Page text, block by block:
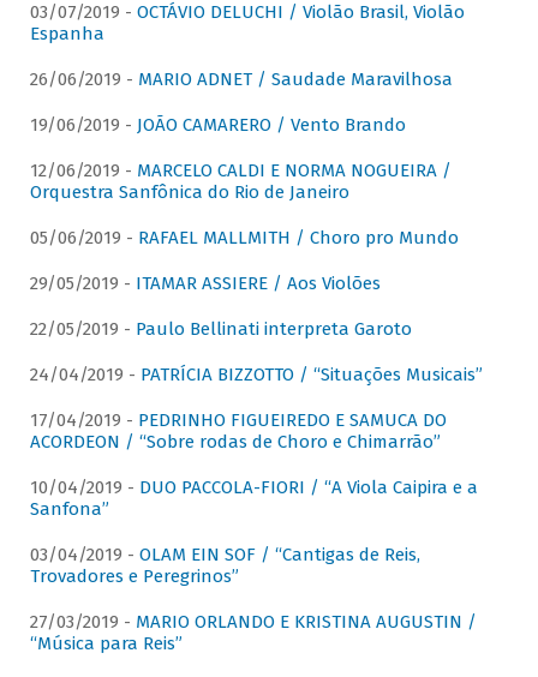
03/07/2019 - OCTÁVIO DELUCHI / Violão Brasil, Violão
Espanha
26/06/2019 - MARIO ADNET / Saudade Maravilhosa
19/06/2019 - JOÃO CAMARERO / Vento Brando
12/06/2019 - MARCELO CALDI E NORMA NOGUEIRA /
Orquestra Sanfônica do Rio de Janeiro
05/06/2019 - RAFAEL MALLMITH / Choro pro Mundo
29/05/2019 - ITAMAR ASSIERE / Aos Violões
22/05/2019 - Paulo Bellinati interpreta Garoto
24/04/2019 - PATRÍCIA BIZZOTTO / “Situações Musicais”
17/04/2019 - PEDRINHO FIGUEIREDO E SAMUCA DO
ACORDEON / “Sobre rodas de Choro e Chimarrão”
10/04/2019 - DUO PACCOLA-FIORI / “A Viola Caipira e a
Sanfona”
03/04/2019 - OLAM EIN SOF / “Cantigas de Reis,
Trovadores e Peregrinos”
27/03/2019 - MARIO ORLANDO E KRISTINA AUGUSTIN /
“Música para Reis”